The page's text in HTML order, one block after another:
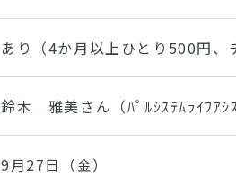
あり（4か月以上ひとり500円、
鈴木 雅美さん（ﾊﾟﾙｼｽﾃﾑﾗｲﾌｱｼｽ
9月27日（金）